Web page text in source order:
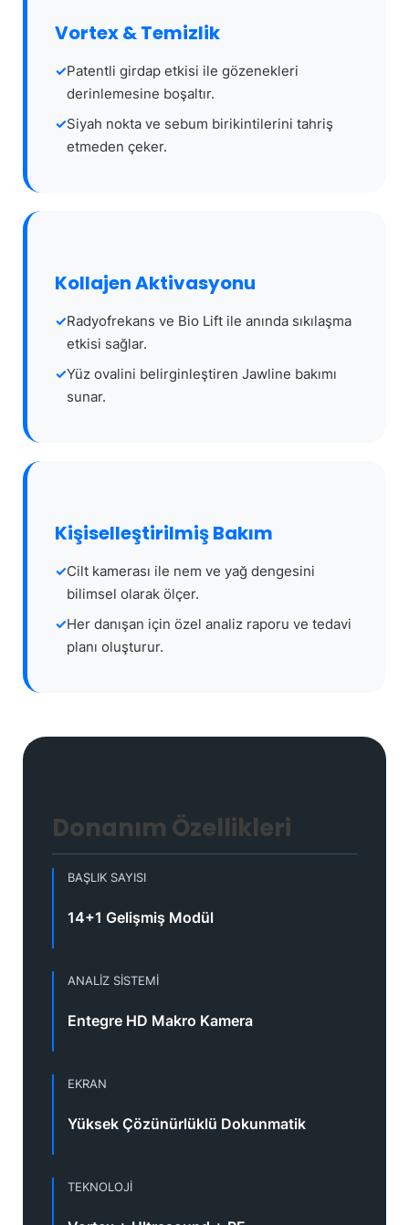
Vortex & Temizlik
Patentli girdap etkisi ile gözenekleri
derinlemesine boşaltır.
Siyah nokta ve sebum birikintilerini tahriş
etmeden çeker.
Kollajen Aktivasyonu
Radyofrekans ve Bio Lift ile anında sıkılaşma
etkisi sağlar.
Yüz ovalini belirginleştiren Jawline bakımı
sunar.
Kişiselleştirilmiş Bakım
Cilt kamerası ile nem ve yağ dengesini
bilimsel olarak ölçer.
Her danışan için özel analiz raporu ve tedavi
planı oluşturur.
Donanım Özellikleri
BAŞLIK SAYISI
14+1 Gelişmiş Modül
ANALIZ SISTEMI
Entegre HD Makro Kamera
EKRAN
Yüksek Çözünürlüklü Dokunmatik
TEKNOLOJI